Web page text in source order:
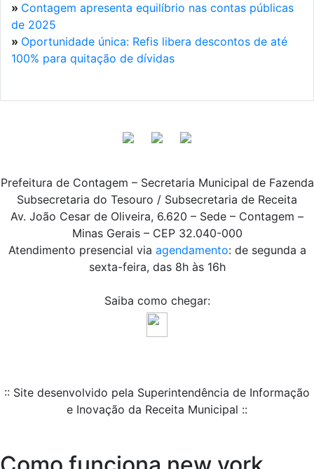
» Contagem apresenta equilíbrio nas contas públicas
de 2025
» Oportunidade única: Refis libera descontos de até
100% para quitação de dívidas
Prefeitura de Contagem – Secretaria Municipal de Fazenda
Subsecretaria do Tesouro / Subsecretaria de Receita
Av. João Cesar de Oliveira, 6.620 – Sede – Contagem –
Minas Gerais – CEP 32.040-000
Atendimento presencial via agendamento: de segunda a
sexta-feira, das 8h às 16h
Saiba como chegar:
:: Site desenvolvido pela Superintendência de Informação
e Inovação da Receita Municipal ::